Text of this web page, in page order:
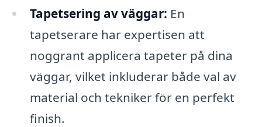
Tapetsering av väggar: En
tapetserare har expertisen att
noggrant applicera tapeter på dina
väggar, vilket inkluderar både val av
material och tekniker för en perfekt
finish.